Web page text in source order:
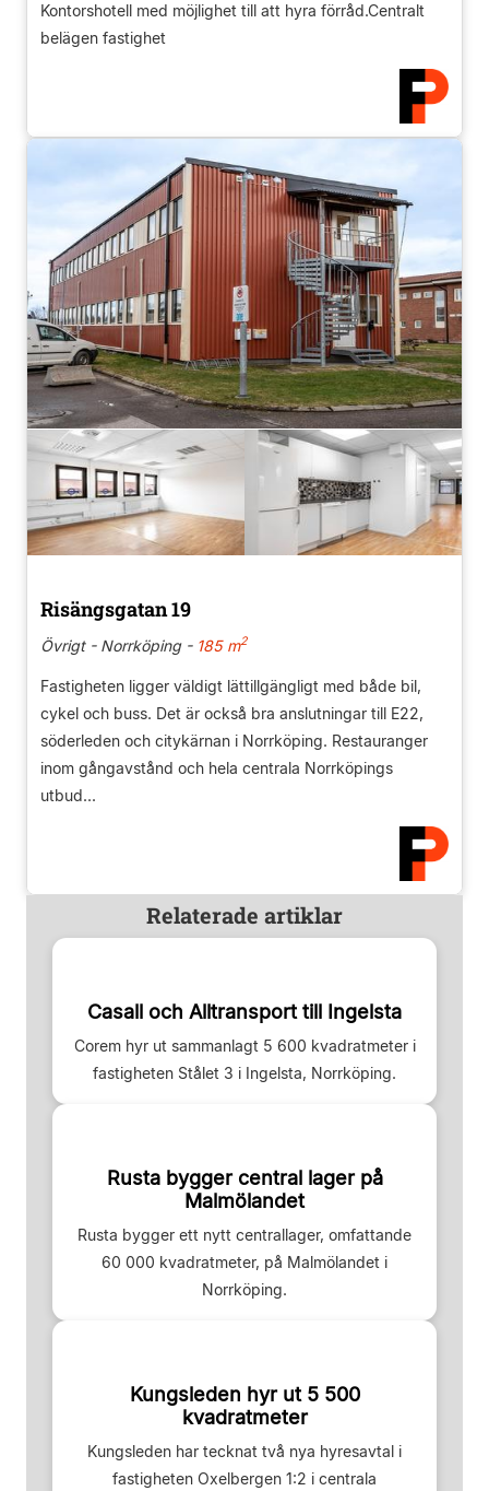
Kontorshotell med möjlighet till att hyra förråd.Centralt
belägen fastighet
Risängsgatan 19
Övrigt - Norrköping -185 m2
Fastigheten ligger väldigt lättillgängligt med både bil,
cykel och buss. Det är också bra anslutningar till E22,
söderleden och citykärnan i Norrköping. Restauranger
inom gångavstånd och hela centrala Norrköpings
utbud...
Relaterade artiklar
Casall och Alltransport till Ingelsta
Corem hyr ut sammanlagt 5 600 kvadratmeter i
fastigheten Stålet 3 i Ingelsta, Norrköping.
Rusta bygger central lager på
Malmölandet
Rusta bygger ett nytt centrallager, omfattande
60 000 kvadratmeter, på Malmölandet i
Norrköping.
Kungsleden hyr ut 5 500
kvadratmeter
Kungsleden har tecknat två nya hyresavtal i
fastigheten Oxelbergen 1:2 i centrala